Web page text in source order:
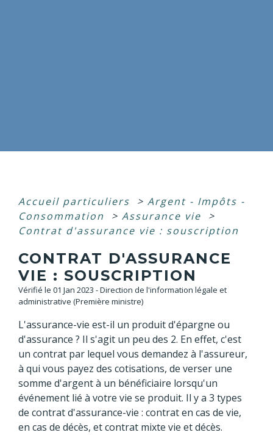
Accueil particuliers > Argent - Impôts -
Consommation
> Assurance vie
>
Contrat d'assurance vie : souscription
CONTRAT D'ASSURANCE
VIE : SOUSCRIPTION
Vérifié le 01 Jan 2023 - Direction de l'information légale et
administrative (Première ministre)
L'assurance-vie est-il un produit d'épargne ou
d'assurance ? Il s'agit un peu des 2. En effet, c'est
un contrat par lequel vous demandez à l'assureur,
à qui vous payez des cotisations, de verser une
somme d'argent à un bénéficiaire lorsqu'un
événement lié à votre vie se produit. Il y a 3 types
de contrat d'assurance-vie : contrat en cas de vie,
en cas de décès, et contrat mixte vie et décès.